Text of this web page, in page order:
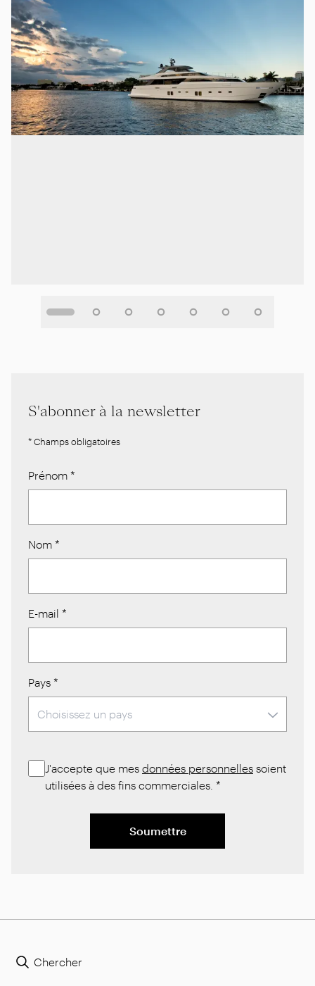
S'abonner à la newsletter
* Champs obligatoires
Prénom *
Nom *
E-mail *
Pays *
J'accepte que mes données personnelles soient
utilisées à des fins commerciales. *
Soumettre
Chercher